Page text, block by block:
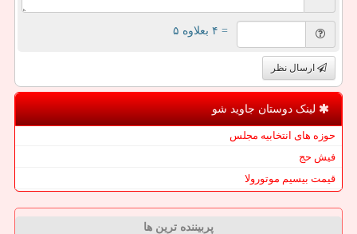
= ۴ بعلاوه ۵
ارسال نظر
لینک دوستان جاوید شو
حوزه های انتخابیه مجلس
فیش حج
قیمت بیسیم موتورولا
پربیننده ترین ها